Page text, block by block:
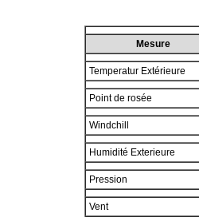
Mesure
Temperatur Extérieure
Point de rosée
Windchill
Humidité Exterieure
Pression
Vent